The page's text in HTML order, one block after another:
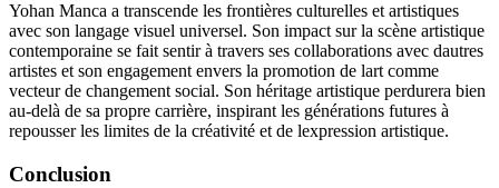
Yohan Manca a transcende les frontières culturelles et artistiques
avec son langage visuel universel. Son impact sur la scène artistique
contemporaine se fait sentir à travers ses collaborations avec dautres
artistes et son engagement envers la promotion de lart comme
vecteur de changement social. Son héritage artistique perdurera bien
au-delà de sa propre carrière, inspirant les générations futures à
repousser les limites de la créativité et de lexpression artistique.
Conclusion